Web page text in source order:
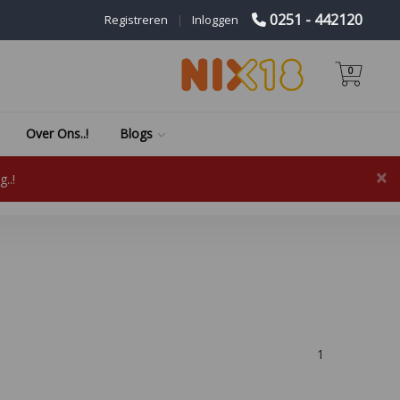
0251 - 442120
Inloggen
|
Registreren
0
Over Ons..! Blogs
×
1